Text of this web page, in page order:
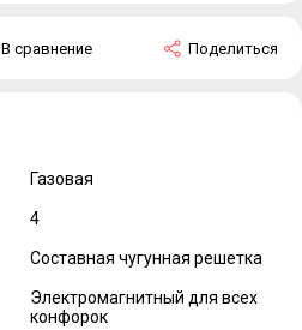
Поделиться
В сравнение
Газовая
4
Составная чугунная решетка
Электромагнитный для всех
конфорок